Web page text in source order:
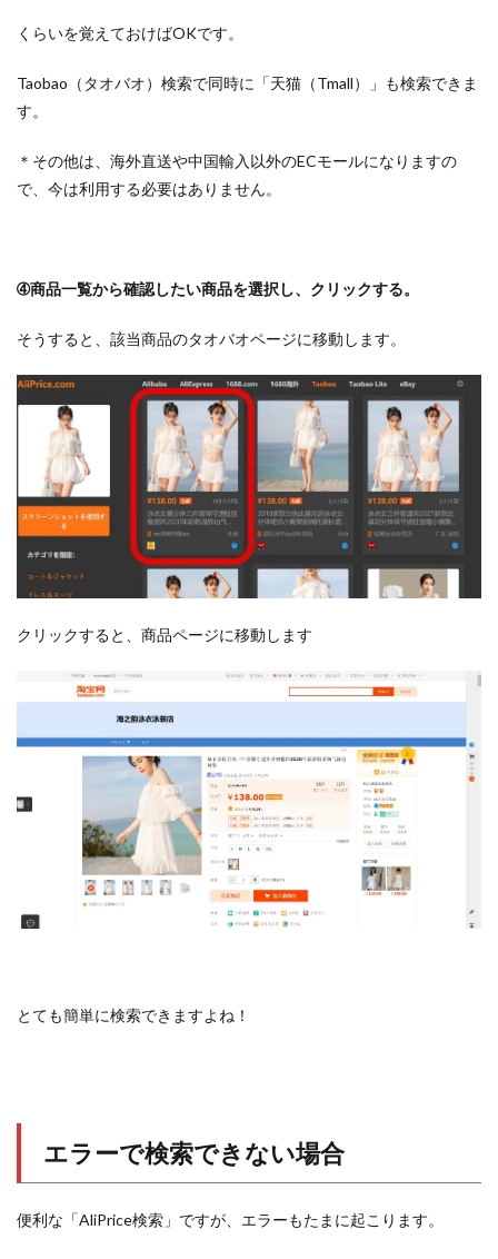
くらいを覚えておけばOKです。
Taobao（タオバオ）検索で同時に「天猫（Tmall）」も検索できま
す。
＊その他は、海外直送や中国輸入以外のECモールになりますの
で、今は利用する必要はありません。
➃商品一覧から確認したい商品を選択し、クリックする。
そうすると、該当商品のタオバオページに移動します。
クリックすると、商品ページに移動します
とても簡単に検索できますよね！
エラーで検索できない場合
便利な「AliPrice検索」ですが、エラーもたまに起こります。